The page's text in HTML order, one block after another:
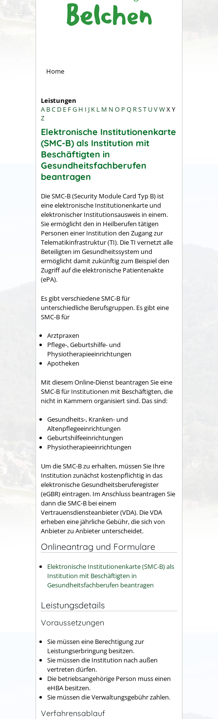
Home
Leistungen
A BC D E FG H I J K L M N O P Q RST UVWXY
Z
Elektronische Institutionenkarte
(SMC-B) als Institution mit
Beschäftigten in
Gesundheitsfachberufen
beantragen
Die SMC-B (Security Module Card Typ B) ist
eine elektronische Institutionenkarte und
elektronischer Institutionsausweis in einem.
Sie ermöglicht den in Heilberufen tätigen
Personen einer Institution den Zugang zur
Telematikinfrastruktur (TI). Die TI vernetzt alle
Beteiligten im Gesundheitssystem und
ermöglicht damit zukünftig zum Beispiel den
Zugriff auf die elektronische Patientenakte
(ePA).
Es gibt verschiedene SMC-B für
unterschiedliche Berufsgruppen. Es gibt eine
SMC-B für
Arztpraxen
Pflege-, Geburtshilfe- und
Physiotherapieeinrichtungen
Apotheken
Mit diesem Online-Dienst beantragen Sie eine
SMC-B für Institutionen mit Beschäftigten, die
nicht in Kammern organisiert sind. Das sind:
Gesundheits-, Kranken- und
Altenpflegeeinrichtungen
Geburtshilfeeinrichtungen
Physiotherapieeinrichtungen
Um die SMC-B zu erhalten, müssen Sie Ihre
Institution zunächst kostenpflichtig in das
elektronische Gesundheitsberuferegister
(eGBR) eintragen. Im Anschluss beantragen Sie
dann die SMC-B bei einem
Vertrauensdiensteanbieter (VDA). Die VDA
erheben eine jährliche Gebühr, die sich von
Anbieter zu Anbieter unterscheidet.
Onlineantrag und Formulare
Elektronische Institutionenkarte (SMC-B) als
Institution mit Beschäftigten in
Gesundheitsfachberufen beantragen
Leistungsdetails
Voraussetzungen
Sie müssen eine Berechtigung zur
Leistungserbringung besitzen.
Sie müssen die Institution nach außen
vertreten dürfen.
Die betriebsangehörige Person muss einen
eHBA besitzen.
Sie müssen die Verwaltungsgebühr zahlen.
Verfahrensablauf